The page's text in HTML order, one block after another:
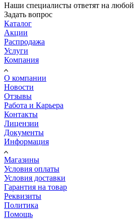
Наши специалисты ответят на
Задать вопрос
Каталог
Акции
Распродажа
Услуги
Компания
О компании
Новости
Отзывы
Работа и Карьера
Контакты
Лицензии
Документы
Информация
Магазины
Условия оплаты
Условия доставки
Гарантия на товар
Реквизиты
Политика
Помощь